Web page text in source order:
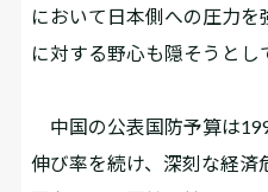
において日本側への圧力
に対する野心も隠そうとし
中国の公表国防予算は
伸び率を続け、深刻な経済